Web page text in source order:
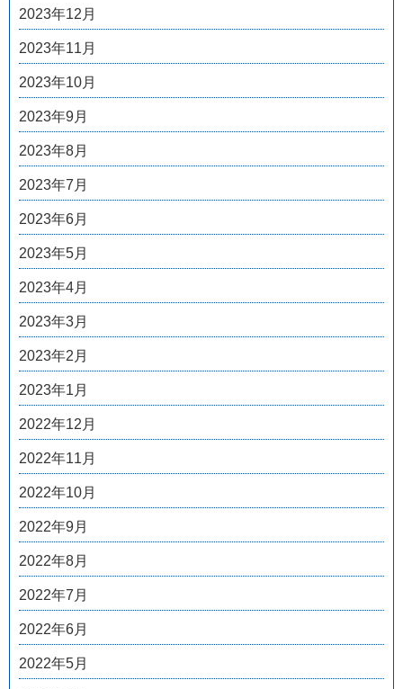
2023年12月
2023年11月
2023年10月
2023年9月
2023年8月
2023年7月
2023年6月
2023年5月
2023年4月
2023年3月
2023年2月
2023年1月
2022年12月
2022年11月
2022年10月
2022年9月
2022年8月
2022年7月
2022年6月
2022年5月